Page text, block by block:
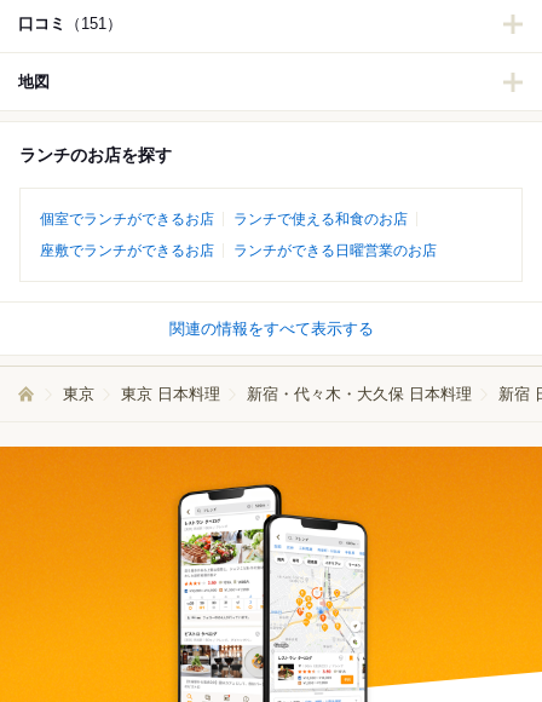
口コミ （151）
地図
ランチのお店を探す
個室でランチができるお店
ランチで使える和食のお店
座敷でランチができるお店
ランチができる日曜営業のお店
関連の情報をすべて表示する
東京 東京 日本料理 新宿・代々木・大久保 日本料理 新宿